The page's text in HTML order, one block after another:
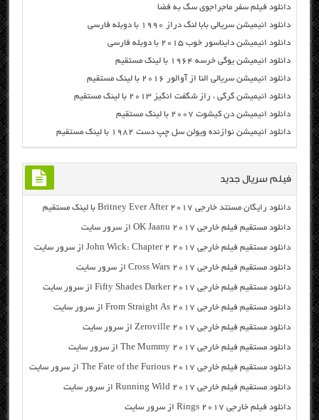
دانلود فیلم سفر ماجراجوی سگ به فضا
دانلود انیمیشن سریالی بابا لنگ دراز ۱۹۹۰ با دوبله فارسی
دانلود انیمیشن دایناسور خوب ۲۰۱۵ با دوبله فارسی
دانلود انیمیشن یوگی خرسه ۱۹۶۴ با لینک مستقیم
دانلود انیمیشن سریالی النا از آوالور ۲۰۱۶ با لینک مستقیم
دانلود انیمیشن گرگی ، راز شگفت انگیز ۲۰۱۳ با لینک مستقیم
دانلود انیمیشن دن کیشوت ۲۰۰۷ با لینک مستقیم
دانلود انیمیشن نوازنده ویولن سل چپ دست ۱۹۸۲ با لینک مستقیم
فیلم سریال جدید
دانلود رایگان مسنتد خارجی Britney Ever After 2017 با لینک مستقیم
دانلود مستقیم فیلم خارجی OK Jaanu 2017 از سرور سایت
دانلود مستقیم فیلم خارجی John Wick: Chapter 2 2017 از سرور سایت
دانلود مستقیم فیلم خارجی Cross Wars 2017 از سرور سایت
دانلود مستقیم فیلم خارجی Fifty Shades Darker 2017 از سرور سایت
دانلود مستقیم فیلم خارجی From Straight As 2017 از سرور سایت
دانلود مستقیم فیلم خارجی Zeroville 2017 از سرور سایت
دانلود مستقیم فیلم خارجی The Mummy 2017 از سرور سایت
دانلود مستقیم فیلم خارجی The Fate of the Furious 2017 از سرور سایت
دانلود مستقیم فیلم خارجی Running Wild 2017 از سرور سایت
دانلود فیلم خارجی Rings 2017 از سرور سایت